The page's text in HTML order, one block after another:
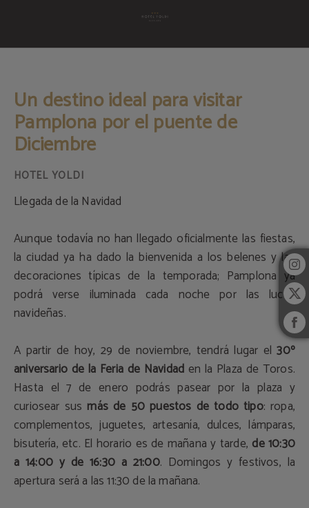
Un destino ideal para visitar
Pamplona por el puente de
Diciembre
Llegada de la Navidad
Aunque todavía no han llegado oficialmente las fiestas,
la ciudad ya ha dado la bienvenida a los belenes y las
decoraciones típicas de la temporada; Pamplona ya
podrá verse iluminada cada noche por las luces
navideñas.
A partir de hoy, 29 de noviembre, tendrá lugar el30º
aniversario de la Feria de Navidad en la Plaza de Toros.
Hasta el 7 de enero podrás pasear por la plaza y
curiosear susmás de 50 puestos de todo tipo: ropa,
complementos, juguetes, artesanía, dulces, lámparas,
bisutería, etc. El horario es de mañana y tarde, de 10:30
a 14:00 y de 16:30 a 21:00. Domingos y festivos, la
apertura será a las 11:30 de la mañana.